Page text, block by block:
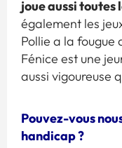
joue aussi toutes
également les
Pollie a la fougue
Fénice est une
aussi vigoureuse
Pouvez-vous
handicap ?